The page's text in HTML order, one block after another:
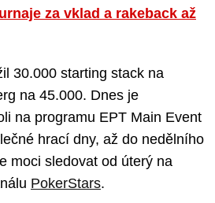
za vklad a rakeback až
30.000 starting stack na
na 45.000. Dnes je
na programu EPT Main Event
hrací dny, až do nedělního
moci sledovat od úterý na
PokerStars.